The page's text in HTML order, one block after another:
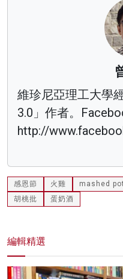
維珍尼亞理工大學
3.0」作者。
http://
感恩節 火雞 mashed
胡桃批
蛋奶酒
編輯精選